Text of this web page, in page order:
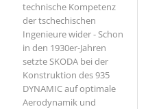
technische Kompetenz
der tschechischen
Ingenieure wider - Schon
in den 1930er-Jahren
setzte SKODA bei der
Konstruktion des 935
DYNAMIC auf optimale
Aerodynamik und